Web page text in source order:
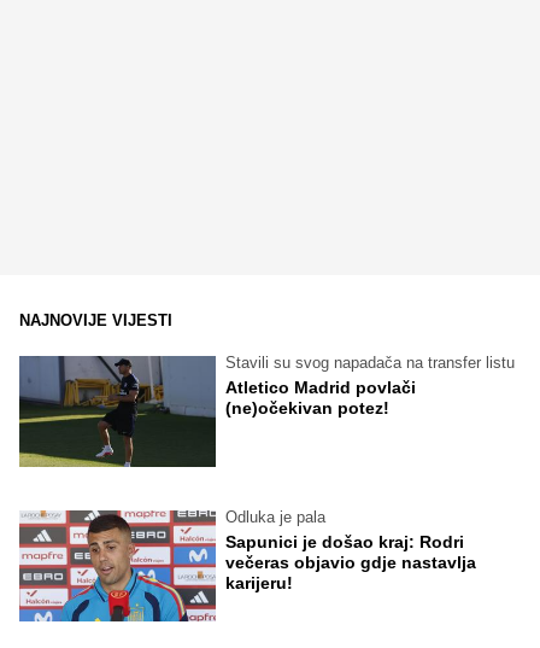
NAJNOVIJE VIJESTI
Stavili su svog napadača na transfer listu
Atletico Madrid povlači
(ne)očekivan potez!
Odluka je pala
Sapunici je došao kraj: Rodri
večeras objavio gdje nastavlja
karijeru!